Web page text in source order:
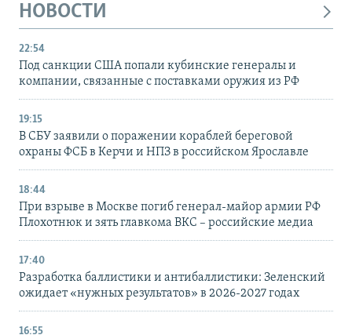
НОВОСТИ
22:54
Под санкции США попали кубинские генералы и
компании, связанные с поставками оружия из РФ
19:15
В СБУ заявили о поражении кораблей береговой
охраны ФСБ в Керчи и НПЗ в российском Ярославле
18:44
При взрыве в Москве погиб генерал-майор армии РФ
Плохотнюк и зять главкома ВКС – российские медиа
17:40
Разработка баллистики и антибаллистики: Зеленский
ожидает «нужных результатов» в 2026-2027 годах
16:55